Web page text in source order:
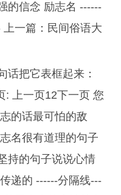
的信念 励志名 ------
一篇：民间俗语大
话把它表框起来：
: 上一页12下一页 您
的话最可怕的敌
名很有道理的句子
持的句子说说心情
递的 ------分隔线---